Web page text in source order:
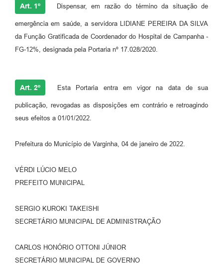
Art. 1º Dispensar, em razão do término da situação de
emergência em saúde, a servidora LIDIANE PEREIRA DA SILVA
da Função Gratificada de Coordenador do Hospital de Campanha -
FG-12%, designada pela Portaria nº 17.028/2020.
Art. 2º Esta Portaria entra em vigor na data de sua
publicação, revogadas as disposições em contrário e retroagindo
seus efeitos a 01/01/2022.
Prefeitura do Município de Varginha, 04 de janeiro de 2022.
VÉRDI LÚCIO MELO
PREFEITO MUNICIPAL
SERGIO KUROKI TAKEISHI
SECRETÁRIO MUNICIPAL DE ADMINISTRAÇÃO
CARLOS HONÓRIO OTTONI JÚNIOR
SECRETÁRIO MUNICIPAL DE GOVERNO